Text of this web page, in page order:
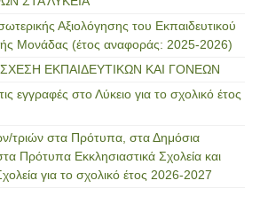
Αξιολόγησης του Εκπαιδευτικού
Μονάδας (έτος αναφοράς: 2025-2026)
ΕΚΠΑΙΔΕΥΤΙΚΩΝ ΚΑΙ ΓΟΝΕΩΝ
εγγραφές στο Λύκειο για το σχολικό έτος
τριών στα Πρότυπα, στα Δημόσια
Πρότυπα Εκκλησιαστικά Σχολεία και
για το σχολικό έτος 2026-2027